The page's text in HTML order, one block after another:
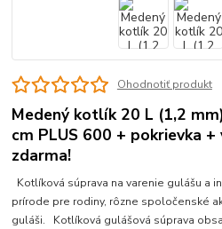
Ohodnotiť produkt
Medený kotlík 20 L (1,2
cm PLUS 600 + pokrievka +
zdarma!
Kotlíková súprava na varenie gulášu a
prírode pre rodiny, rôzne spoločenské
guláši. Kotlíková gulášová súprava